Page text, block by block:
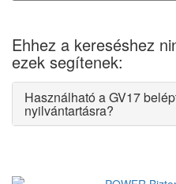
Ehhez a kereséshez
ezek segítenek:
Használható a GV17
nyilvántartásra?